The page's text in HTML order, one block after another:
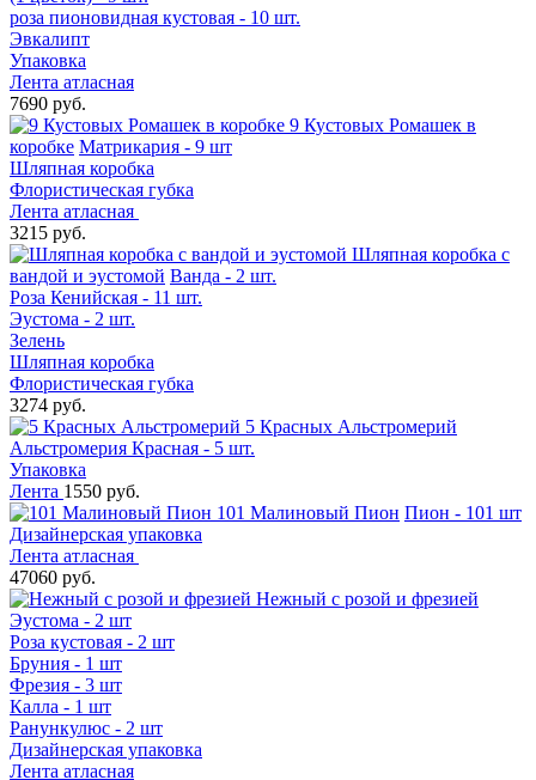
роза пионовидная кустовая - 10 шт.
Эвкалипт
Упаковка
Лента атласная
7690 руб.
9 Кустовых Ромашек в
коробке Матрикария - 9 шт
Шляпная коробка
Флористическая губка
Лента атласная
3215 руб.
Шляпная коробка с
вандой и эустомой Ванда - 2 шт.
Роза Кенийская - 11 шт.
Эустома - 2 шт.
Зелень
Шляпная коробка
Флористическая губка
3274 руб.
5 Красных Альстромерий
Альстромерия Красная - 5 шт.
Упаковка
Лента 1550 руб.
101 Малиновый Пион Пион - 101 шт
Дизайнерская упаковка
Лента атласная
47060 руб.
Нежный с розой и фрезией
Эустома - 2 шт
Роза кустовая - 2 шт
Бруния - 1 шт
Фрезия - 3 шт
Калла - 1 шт
Ранункулюс - 2 шт
Дизайнерская упаковка
Лента атласная